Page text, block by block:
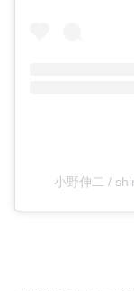
小野伸二 /